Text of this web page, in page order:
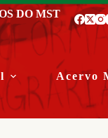
DO MST
Acervo